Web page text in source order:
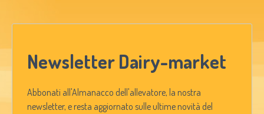
Newsletter Dairy-market
Abbonati all'Almanacco dell'allevatore, la nostra
newsletter, e resta aggiornato sulle ultime novità del